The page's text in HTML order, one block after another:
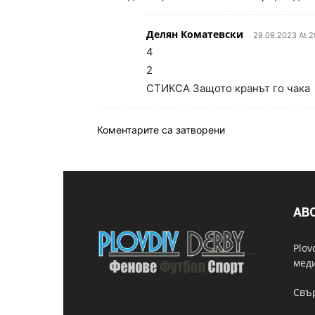
Делян Коматевски 29.09.2023 At
4
2
СТИКСА Защото кранът го чака
Коментарите са затворени